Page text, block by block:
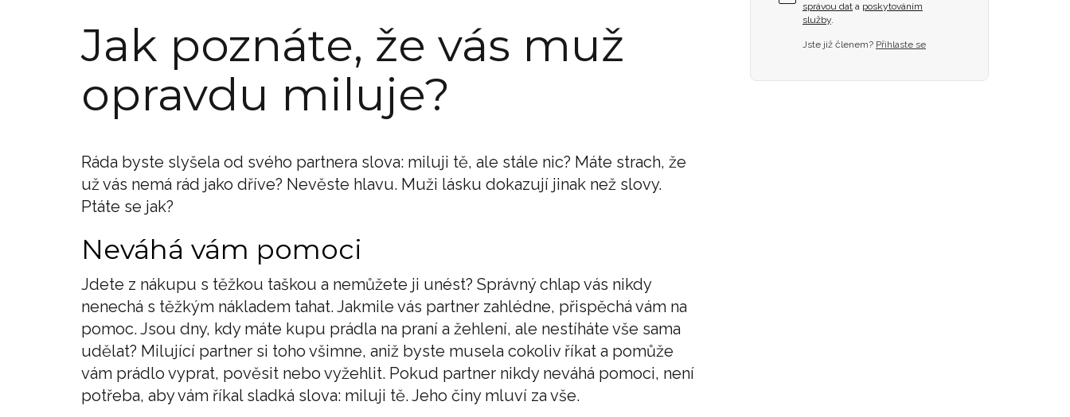
Jak poznáte, že vás muž
opravdu miluje?
Ráda byste slyšela od svého partnera slova: miluji tě, ale stále nic? Máte strach, že
už vás nemá rád jako dříve? Nevěste hlavu. Muži lásku dokazují jinak než slovy.
Ptáte se jak?
Neváhá vám pomoci
Jdete z nákupu s těžkou taškou a nemůžete ji unést? Správný chlap vás nikdy
nenechá s těžkým nákladem tahat. Jakmile vás partner zahlédne, přispěchá vám na
pomoc. Jsou dny, kdy máte kupu prádla na praní a žehlení, ale nestíháte vše sama
udělat? Milující partner si toho všimne, aniž byste musela cokoliv říkat a pomůže
vám prádlo vyprat, pověsit nebo vyžehlit. Pokud partner nikdy neváhá pomoci, není
potřeba, aby vám říkal sladká slova: miluji tě. Jeho činy mluví za vše.
správou dat a poskytováním
služby.
Jste již členem? Přihlaste se